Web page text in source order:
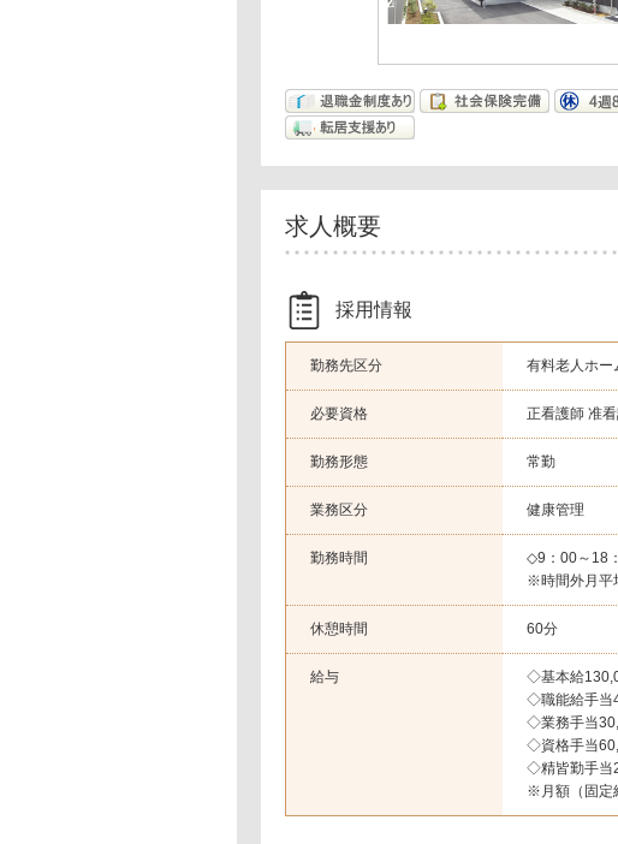
求人概要
採用情報
勤務先区分 有料老人ホー
必要資格 正看護師 准
勤務形態 常勤
業務区分 健康管理
勤務時間
◇9：00～18
※時間外月平
休憩時間 60分
給与
◇基本給
◇職能給手当
◇業務手当
◇資格手当
◇精皆勤手当
※月額（固定